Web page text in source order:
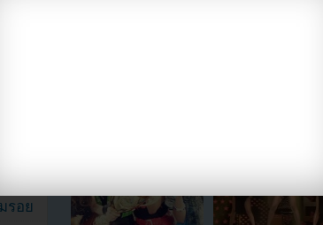
พ
าพ
ำ
รอย